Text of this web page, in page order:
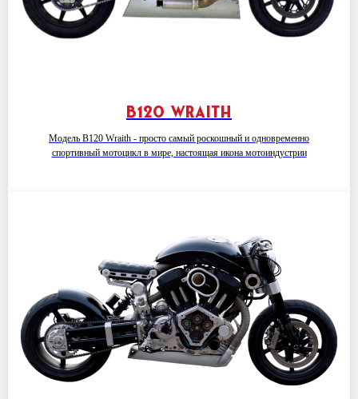
B120 Wraith
Модель B120 Wraith - просто самый роскошный и одновременно
спортивный мотоцикл в мире, настоящая икона мотоиндустрии